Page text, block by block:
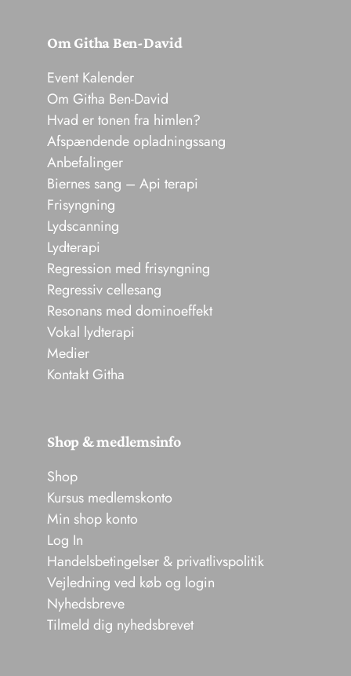
Om Githa Ben-David
Event Kalender
Om Githa Ben-David
Hvad er tonen fra himlen?
Afspændende opladningssang
Anbefalinger
Biernes sang – Api terapi
Frisyngning
Lydscanning
Lydterapi
Regression med frisyngning
Regressiv cellesang
Resonans med dominoeffekt
Vokal lydterapi
Medier
Kontakt Githa
Shop & medlemsinfo
Shop
Kursus medlemskonto
Min shop konto
Log In
Handelsbetingelser & privatlivspolitik
Vejledning ved køb og login
Nyhedsbreve
Tilmeld dig nyhedsbrevet